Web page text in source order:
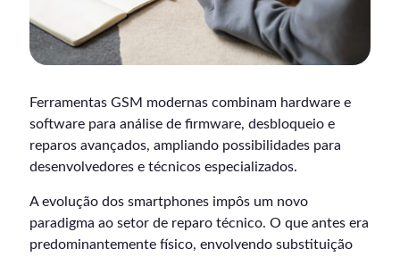
Ferramentas GSM modernas combinam hardware e
software para análise de firmware, desbloqueio e
reparos avançados, ampliando possibilidades para
desenvolvedores e técnicos especializados.
A evolução dos smartphones impôs um novo
paradigma ao setor de reparo técnico. O que antes era
predominantemente físico, envolvendo substituição